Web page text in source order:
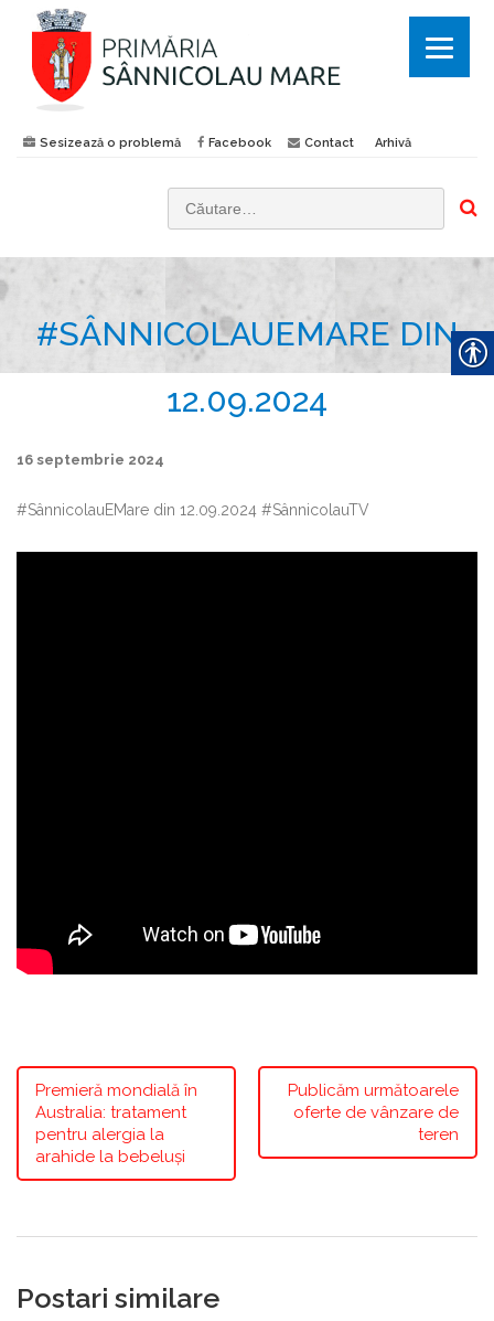
Sesizează o problemă Facebook Contact Arhivă
:
#SÂNNICOLAUEMARE DIN
12.09.2024
16 septembrie 2024
#SânnicolauEMare din 12.09.2024 #SânnicolauTV
Premieră mondială în
Australia: tratament
pentru alergia la
arahide la bebeluși
Publicăm următoarele
oferte de vânzare de
teren
Postari similare